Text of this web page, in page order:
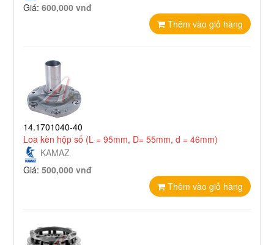
Giá:600,000 vnđ
Thêm vào giỏ hàng
14.1701040-40
Loa kèn hộp số (L = 95mm, D= 55mm, d = 46mm)
KAMAZ
Giá:500,000 vnđ
Thêm vào giỏ hàng